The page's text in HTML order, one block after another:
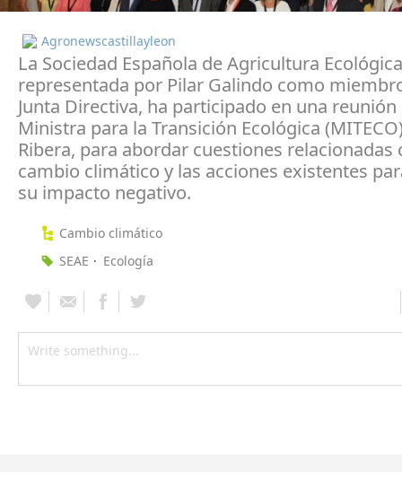
Agronewscastillayleon
La Sociedad Española de Agricultura Ecológica
representada por Pilar Galindo como
Junta Directiva, ha participado en una reunión
Ministra para la Transición Ecológica
Ribera, para abordar cuestiones relacionadas
cambio climático y las acciones existentes
su impacto negativo.
Cambio climático
SEAE
Ecología